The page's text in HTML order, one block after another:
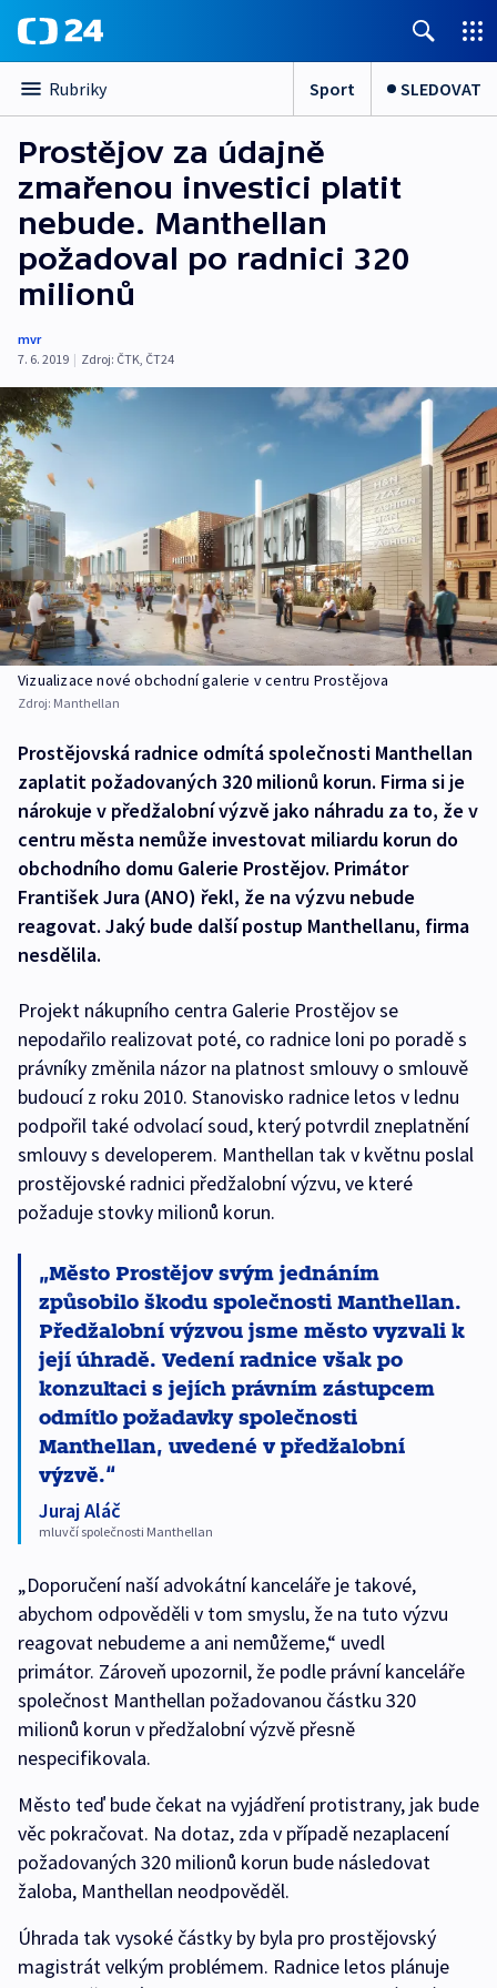
Rubriky Sport SLEDOVAT
Prostějov za údajně
zmařenou investici platit
nebude. Manthellan
požadoval po radnici 320
milionů
mvr
7. 6. 2019 | Zdroj: ČTK, ČT24
Vizualizace nové obchodní galerie v centru Prostějova
Zdroj: Manthellan
Prostějovská radnice odmítá společnosti Manthellan
zaplatit požadovaných 320 milionů korun. Firma si je
nárokuje v předžalobní výzvě jako náhradu za to, že v
centru města nemůže investovat miliardu korun do
obchodního domu Galerie Prostějov. Primátor
František Jura (ANO) řekl, že na výzvu nebude
reagovat. Jaký bude další postup Manthellanu, firma
nesdělila.
Projekt nákupního centra Galerie Prostějov se
nepodařilo realizovat poté, co radnice loni po poradě s
právníky změnila názor na platnost smlouvy o smlouvě
budoucí z roku 2010. Stanovisko radnice letos v lednu
podpořil také odvolací soud, který potvrdil zneplatnění
smlouvy s developerem. Manthellan tak v květnu poslal
prostějovské radnici předžalobní výzvu, ve které
požaduje stovky milionů korun.
Město Prostějov svým jednáním
způsobilo škodu společnosti Manthellan.
Předžalobní výzvou jsme město vyzvali k
její úhradě. Vedení radnice však po
konzultaci s jejích právním zástupcem
odmítlo požadavky společnosti
Manthellan, uvedené v předžalobní
výzvě.
Juraj Aláč
mluvčí společnosti Manthellan
„Doporučení naší advokátní kanceláře je takové,
abychom odpověděli v tom smyslu, že na tuto výzvu
reagovat nebudeme a ani nemůžeme,“ uvedl
primátor. Zároveň upozornil, že podle právní kanceláře
společnost Manthellan požadovanou částku 320
milionů korun v předžalobní výzvě přesně
nespecifikovala.
Město teď bude čekat na vyjádření protistrany, jak bude
věc pokračovat. Na dotaz, zda v případě nezaplacení
požadovaných 320 milionů korun bude následovat
žaloba, Manthellan neodpověděl.
Úhrada tak vysoké částky by byla pro prostějovský
magistrát velkým problémem. Radnice letos plánuje